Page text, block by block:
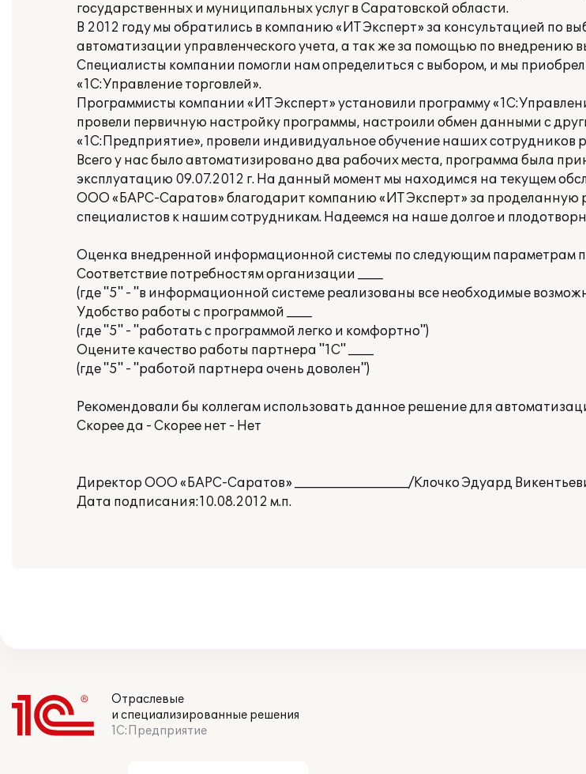
государственных и муниципальных услуг в Саратовской области.
В 2012 году мы обратились в компанию «ИТ Эксперт» за консультацией по
автоматизации управленческого учета, а так же за помощью по внедрению
Специалисты компании помогли нам определиться с выбором, и мы
«1С:Управление торговлей».
Программисты компании «ИТ Эксперт» установили программу
провели первичную настройку программы, настроили обмен данными с
«1С:Предприятие», провели индивидуальное обучение наших сотрудников
Всего у нас было автоматизировано два рабочих места, программа была
эксплуатацию 09.07.2012 г. На данный момент мы находимся на текущем
ООО «БАРС-Саратов» благодарит компанию «ИТ Эксперт» за проделанную
специалистов к нашим сотрудникам. Надеемся на наше долгое и
Оценка внедренной информационной системы по следующим параметрам
Соответствие потребностям организации ____
(где "5" - "в информационной системе реализованы все необходимые
Удобство работы с программой ____
(где "5" - "работать с программой легко и комфортно")
Оцените качество работы партнера "1С" ____
(где "5" - "работой партнера очень доволен")
Рекомендовали бы коллегам использовать данное решение для
Скорее да - Скорее нет - Нет
Директор ООО «БАРС-Саратов» __________________/Клочко Эдуард
Дата подписания:10.08.2012 м.п.
Отраслевые
и специализированные решения
1С:Предприятие